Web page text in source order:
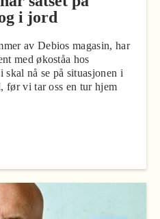
i jord
av Debios magasin, har
med økoståa hos
skal nå se på situasjonen i
før vi tar oss en tur hjem